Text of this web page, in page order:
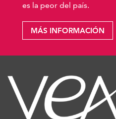
es la peor del país.
MÁS INFORMACIÓN